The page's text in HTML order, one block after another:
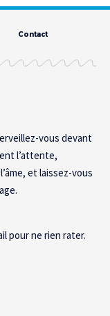
Contact
vous devant
l’attente,
et laissez-vous
pour ne rien rater.